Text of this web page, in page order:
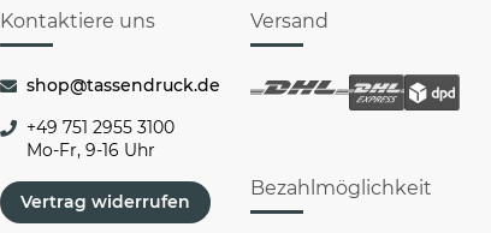
Kontaktiere uns
shop@tassendruck.de
+49 751 2955 3100
Mo-Fr, 9-16 Uhr
Vertrag widerrufen
Versand
Bezahlmöglichkeit